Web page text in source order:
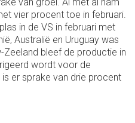
vier procent toe in februari.
in de VS in februari met
Australië en Uruguay was
Zeeland bleef de productie in
wordt voor de
er sprake van drie procent